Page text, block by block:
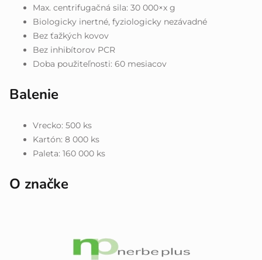
Max. centrifugačná sila: 30 000×x g
Biologicky inertné, fyziologicky nezávadné
Bez ťažkých kovov
Bez inhibítorov PCR
Doba použiteľnosti: 60 mesiacov
Balenie
Vrecko: 500 ks
Kartón: 8 000 ks
Paleta: 160 000 ks
O značke